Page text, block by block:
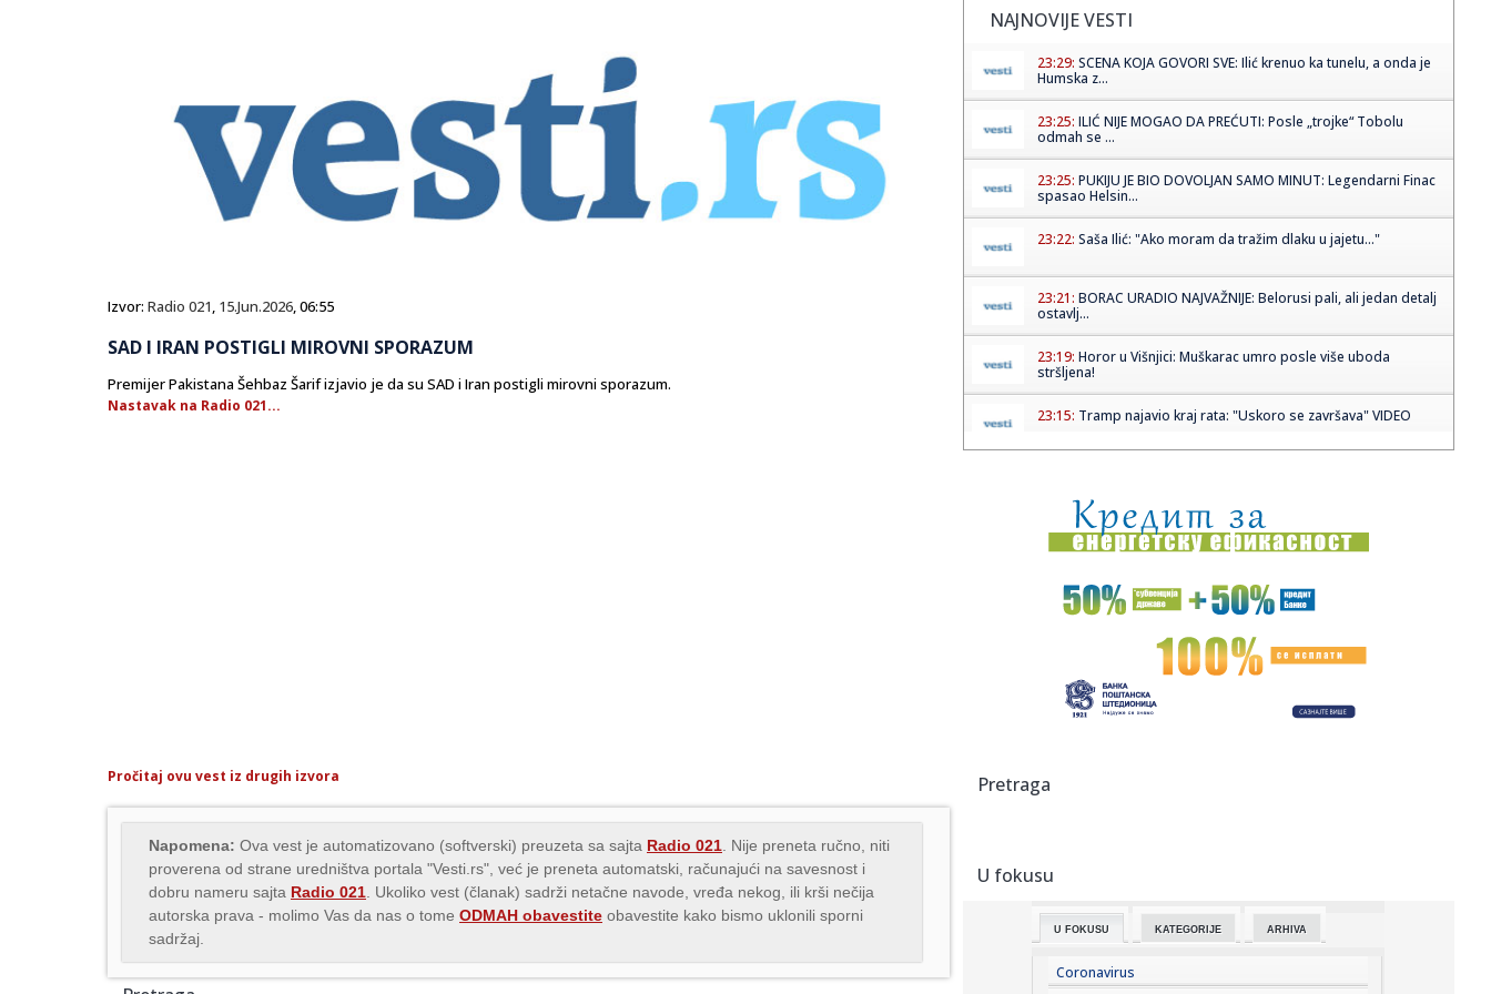
Izvor: Radio 021, 15.Jun.2026, 06:55
SAD I IRAN POSTIGLI MIROVNI SPORAZUM
Premijer Pakistana Šehbaz Šarif izjavio je da su SAD i Iran postigli mirovni sporazum.
Nastavak na Radio 021...
Pročitaj ovu vest iz drugih izvora
Napomena: Ova vest je automatizovano (softverski) preuzeta sa sajta Radio 021 . Nije preneta ručno, niti
proverena od strane uredništva portala "Vesti.rs", već je preneta automatski, računajući na savesnost i
dobru nameru sajta Radio 021 . Ukoliko vest (članak) sadrži netačne navode, vređa nekog, ili krši nečija
autorska prava - molimo Vas da nas o tome ODMAH obavestite obavestite kako bismo uklonili sporni
sadržaj.
NAJNOVIJE VESTI
23:29: SCENA KOJA GOVORI SVE: Ilić krenuo ka tunelu, a onda je
Humska z...
23:25: ILIĆ NIJE MOGAO DA PREĆUTI: Posle „trojke“ Tobolu
odmah se ...
23:25: PUKIJU JE BIO DOVOLJAN SAMO MINUT: Legendarni Finac
spasao Helsin...
23:22: Saša Ilić: "Ako moram da tražim dlaku u jajetu..."
23:21: BORAC URADIO NAJVAŽNIJE: Belorusi pali, ali jedan detalj
ostavlj...
23:19: Horor u Višnjici: Muškarac umro posle više uboda
stršljena!
23:15: Tramp najavio kraj rata: "Uskoro se završava" VIDEO
23:13:PARTIZAN RAZBIO TOBOL I OTVORIO VRATA PLEJ-OFA:
Humskom odjekival...
23:12:Dunav testira energetsku stabilnost regiona
Saša Ilić se obraća posle meča sa Tobolom
23:02:Minimalac dominantne Rijeke, šok za Škendiju na Ostrvu
22:58:
22:56:
Kalibaf poručio Trampu: "Vaša teatralna diplomatija je
Pretraga
U fokusu
U FOKUSU KATEGORIJE ARHIVA
Coronavirus